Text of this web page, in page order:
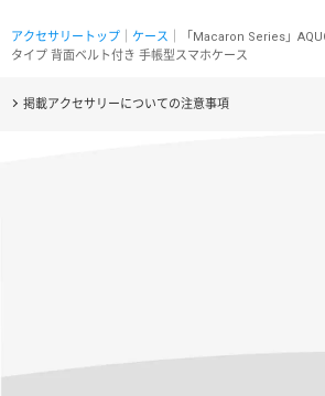
アクセサリートップ ケース ｜「Macaron Series」
タイプ 背面ベルト付き 手帳型スマホケース
掲載アクセサリーについての注意事項